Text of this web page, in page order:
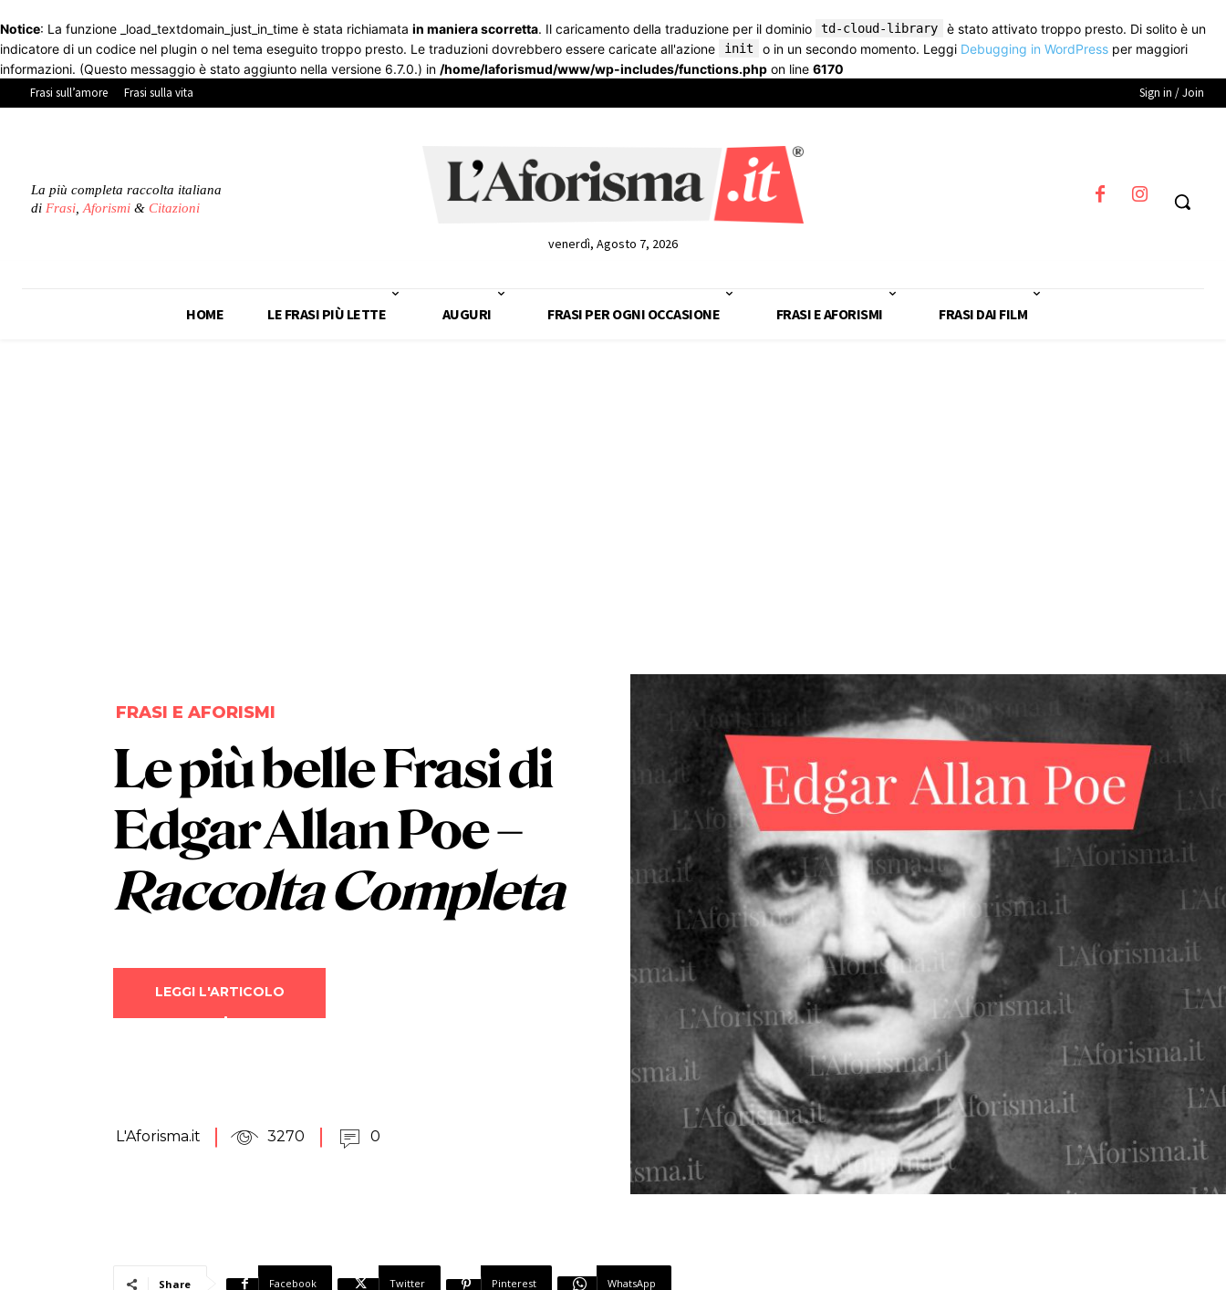
Notice: La funzione _load_textdomain_just_in_time è stata richiamata in maniera scorretta. Il caricamento della traduzione per il dominio td-cloud-library
è stato attivato troppo presto. Di solito è un
indicatore di un codice nel plugin o nel tema eseguito troppo presto. Le traduzioni dovrebbero essere caricate all'azione
init o in un secondo momento. Leggi Debugging in WordPress per maggiori
informazioni. (Questo messaggio è stato aggiunto nella versione 6.7.0.) in /home/laforismud/www/wp-includes/functions.php on line 6170
Frasi sull’amore
Frasi sulla vita Sign in / Join
La più completa raccolta italiana
di Frasi Aforismi & Citazioni
venerdì, Agosto 7, 2026
HOME LE FRASI PIÙ LETTE AUGURI FRASI PER OGNI OCCASIONE FRASI E AFORISMI FRASI DAI FILM
FRASI E AFORISMI
Le più belleFrasi di
Edgar Allan Poe–
Raccolta Completa
LEGGI L'ARTICOLO
L'Aforisma.it 3270 0
Share Facebook Twitter Pinterest WhatsApp